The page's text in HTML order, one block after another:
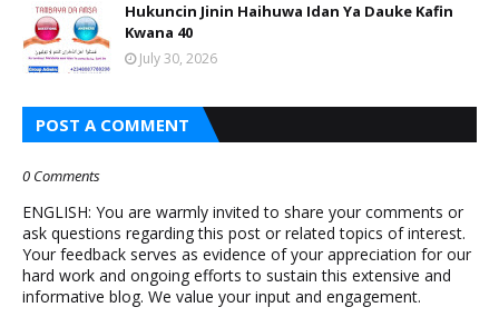
Hukuncin Jinin Haihuwa Idan Ya Dauke Kafin
Kwana 40
July 30, 2026
POST A COMMENT
0 Comments
ENGLISH: You are warmly invited to share your comments or
ask questions regarding this post or related topics of interest.
Your feedback serves as evidence of your appreciation for our
hard work and ongoing efforts to sustain this extensive and
informative blog. We value your input and engagement.